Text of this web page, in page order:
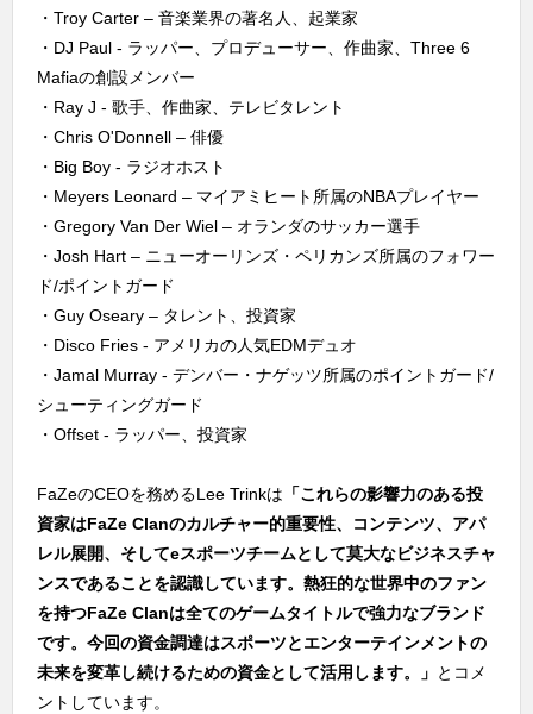
・Troy Carter – 音楽業界の著名人、起業家
・DJ Paul - ラッパー、プロデューサー、作曲家、Three 6
Mafiaの創設メンバー
・Ray J - 歌手、作曲家、テレビタレント
・Chris O'Donnell – 俳優
・Big Boy - ラジオホスト
・Meyers Leonard – マイアミヒート所属のNBAプレイヤー
・Gregory Van Der Wiel – オランダのサッカー選手
・Josh Hart – ニューオーリンズ・ペリカンズ所属のフォワー
ド/ポイントガード
・Guy Oseary – タレント、投資家
・Disco Fries - アメリカの人気EDMデュオ
・Jamal Murray - デンバー・ナゲッツ所属のポイントガード/
シューティングガード
・Offset - ラッパー、投資家
FaZeのCEOを務めるLee Trinkは 「これらの影響力のある投
資家はFaZe Clanのカルチャー的重要性、コンテンツ、アパ
レル展開、そしてeスポーツチームとして莫大なビジネスチャ
ンスであることを認識しています。熱狂的な世界中のファン
を持つFaZe Clanは全てのゲームタイトルで強力なブランド
です。今回の資金調達はスポーツとエンターテインメントの
未来を変革し続けるための資金として活用します。」 とコメ
ントしています。